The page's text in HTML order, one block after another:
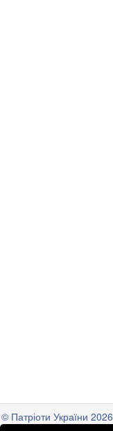
© Патріоти України 2026